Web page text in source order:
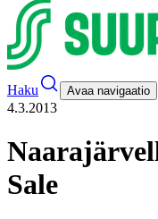
Haku Avaa navigaatio
4.3.2013
Sale